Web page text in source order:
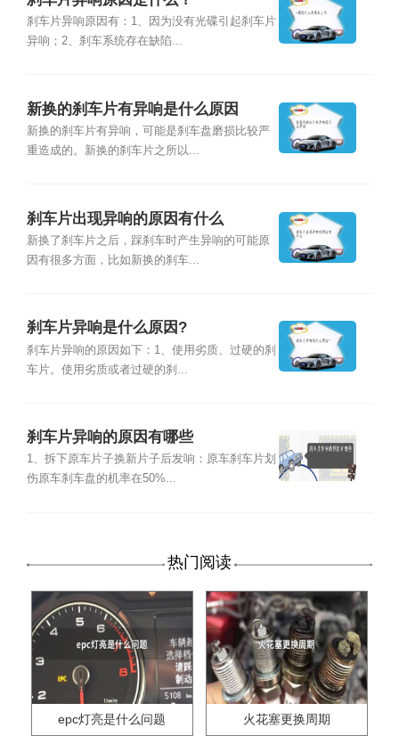
刹车片异响原因有：1、因为没有光碟引起刹车片
异响；2、刹车系统存在缺陷...
新换的刹车片有异响是什么原因
新换的刹车片有异响，可能是刹车盘磨损比较严
重造成的。新换的刹车片之所以...
刹车片出现异响的原因有什么
新换了刹车片之后，踩刹车时产生异响的可能原
因有很多方面，比如新换的刹车...
刹车片异响是什么原因?
刹车片异响的原因如下：1、使用劣质、过硬的刹
车片。使用劣质或者过硬的刹...
刹车片异响的原因有哪些
1、拆下原车片子换新片子后发响：原车刹车片划
伤原车刹车盘的机率在50%...
热门阅读
epc灯亮是什么问题 火花塞更换周期